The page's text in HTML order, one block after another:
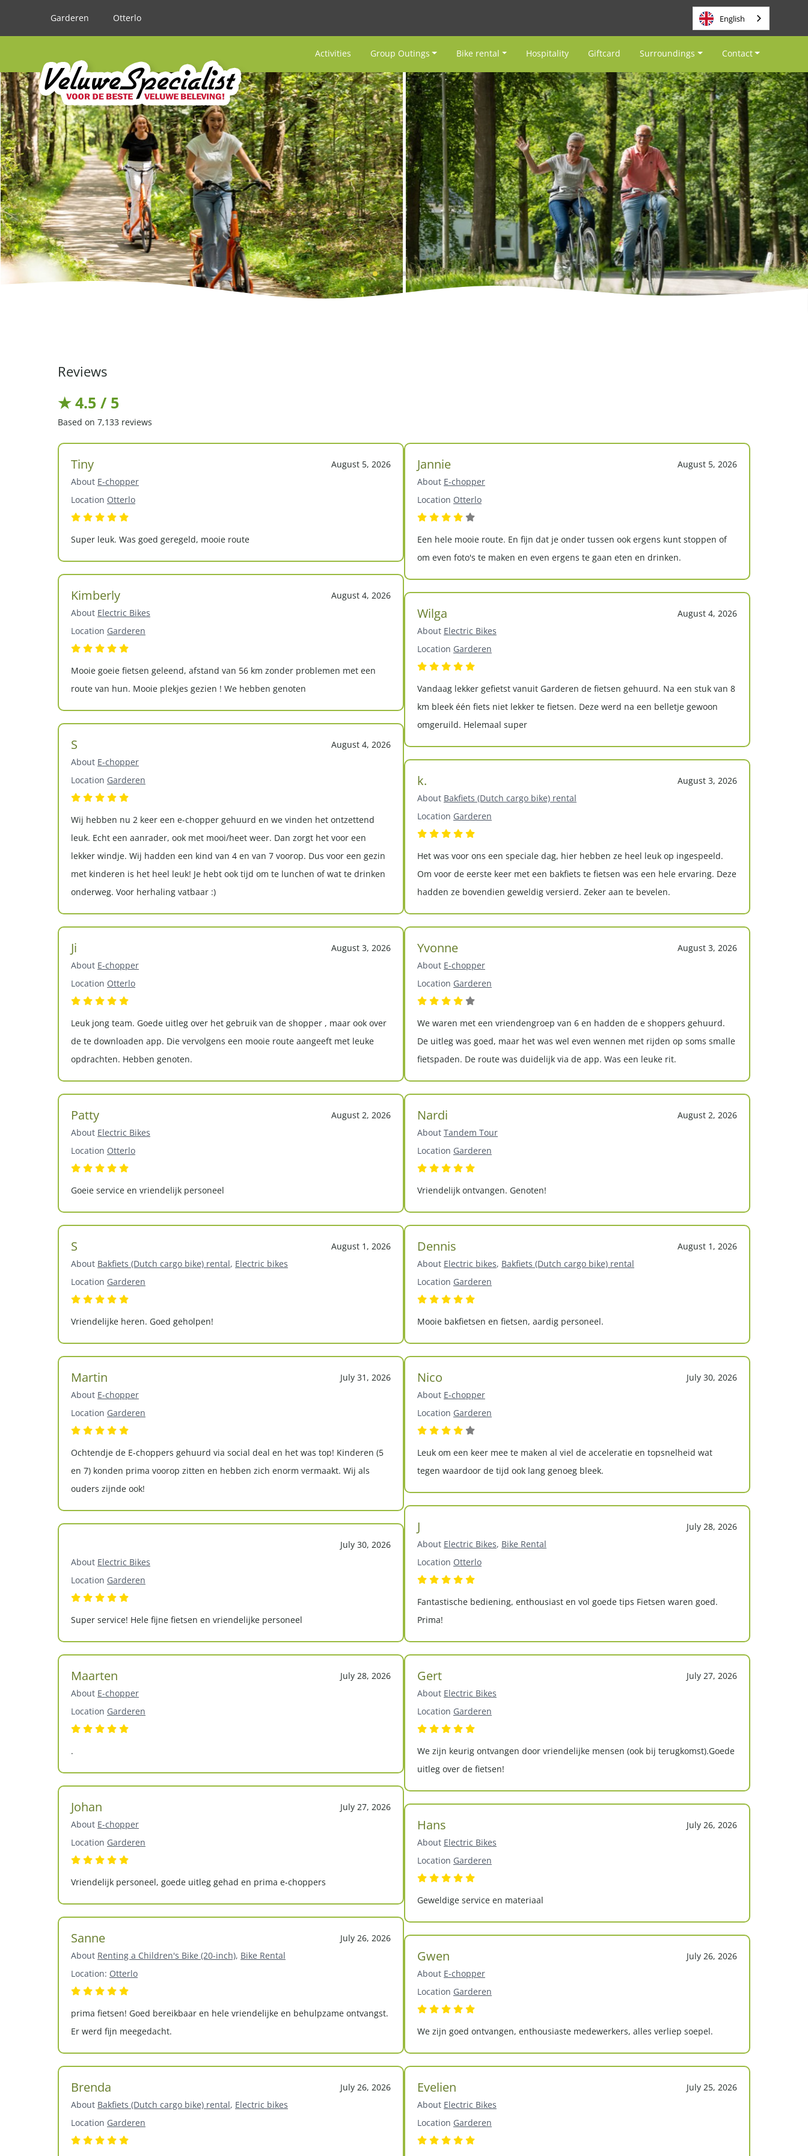
Garderen Otterlo English
Activities Group Outings Bike rental Hospitality Giftcard Surroundings Contact
Reviews
★ 4.5 / 5
Based on 7,133 reviews
Tiny
August 5, 2026
About E-chopper
Location Otterlo
Super leuk. Was goed geregeld, mooie route
Kimberly
August 4, 2026
About Electric Bikes
Location Garderen
Mooie goeie fietsen geleend, afstand van 56 km zonder problemen met een
route van hun. Mooie plekjes gezien ! We hebben genoten
S
August 4, 2026
About E-chopper
Location Garderen
Wij hebben nu 2 keer een e-chopper gehuurd en we vinden het ontzettend
leuk. Echt een aanrader, ook met mooi/heet weer. Dan zorgt het voor een
lekker windje. Wij hadden een kind van 4 en van 7 voorop. Dus voor een gezin
met kinderen is het heel leuk! Je hebt ook tijd om te lunchen of wat te drinken
onderweg. Voor herhaling vatbaar :)
Ji
August 3, 2026
About E-chopper
Location Otterlo
Leuk jong team. Goede uitleg over het gebruik van de shopper , maar ook over
de te downloaden app. Die vervolgens een mooie route aangeeft met leuke
opdrachten. Hebben genoten.
Patty
August 2, 2026
About Electric Bikes
Location Otterlo
Goeie service en vriendelijk personeel
S
August 1, 2026
About Bakfiets (Dutch cargo bike) rental, Electric bikes
Location Garderen
Vriendelijke heren. Goed geholpen!
Martin
July 31, 2026
About E-chopper
Location Garderen
Ochtendje de E-choppers gehuurd via social deal en het was top! Kinderen (5
en 7) konden prima voorop zitten en hebben zich enorm vermaakt. Wij als
ouders zijnde ook!
July 30, 2026
About Electric Bikes
Location Garderen
Super service! Hele fijne fietsen en vriendelijke personeel
Maarten
July 28, 2026
About E-chopper
Location Garderen
.
Johan
July 27, 2026
About E-chopper
Location Garderen
Vriendelijk personeel, goede uitleg gehad en prima e-choppers
Sanne
July 26, 2026
About Renting a Children's Bike (20-inch), Bike Rental
Location: Otterlo
prima fietsen! Goed bereikbaar en hele vriendelijke en behulpzame ontvangst.
Er werd fijn meegedacht.
Brenda
July 26, 2026
About Bakfiets (Dutch cargo bike) rental, Electric bikes
Location Garderen
Jannie
August 5, 2026
About E-chopper
Location Otterlo
Een hele mooie route. En fijn dat je onder tussen ook ergens kunt stoppen of
om even foto's te maken en even ergens te gaan eten en drinken.
Wilga
August 4, 2026
About Electric Bikes
Location Garderen
Vandaag lekker gefietst vanuit Garderen de fietsen gehuurd. Na een stuk van 8
km bleek één fiets niet lekker te fietsen. Deze werd na een belletje gewoon
omgeruild. Helemaal super
k.
August 3, 2026
About Bakfiets (Dutch cargo bike) rental
Location Garderen
Het was voor ons een speciale dag, hier hebben ze heel leuk op ingespeeld.
Om voor de eerste keer met een bakfiets te fietsen was een hele ervaring. Deze
hadden ze bovendien geweldig versierd. Zeker aan te bevelen.
Yvonne
August 3, 2026
About E-chopper
Location Garderen
We waren met een vriendengroep van 6 en hadden de e shoppers gehuurd.
De uitleg was goed, maar het was wel even wennen met rijden op soms smalle
fietspaden. De route was duidelijk via de app. Was een leuke rit.
Nardi
August 2, 2026
About Tandem Tour
Location Garderen
Vriendelijk ontvangen. Genoten!
Dennis
August 1, 2026
About Electric bikes, Bakfiets (Dutch cargo bike) rental
Location Garderen
Mooie bakfietsen en fietsen, aardig personeel.
Nico
July 30, 2026
About E-chopper
Location Garderen
Leuk om een keer mee te maken al viel de acceleratie en topsnelheid wat
tegen waardoor de tijd ook lang genoeg bleek.
J
July 28, 2026
About Electric Bikes, Bike Rental
Location Otterlo
Fantastische bediening, enthousiast en vol goede tips Fietsen waren goed.
Prima!
Gert
July 27, 2026
About Electric Bikes
Location Garderen
We zijn keurig ontvangen door vriendelijke mensen (ook bij terugkomst).Goede
uitleg over de fietsen!
Hans
July 26, 2026
About Electric Bikes
Location Garderen
Geweldige service en materiaal
Gwen
July 26, 2026
About E-chopper
Location Garderen
We zijn goed ontvangen, enthousiaste medewerkers, alles verliep soepel.
Evelien
July 25, 2026
About Electric Bikes
Location Garderen